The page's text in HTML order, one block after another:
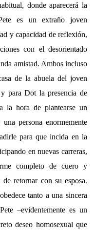
donde aparecerá la
es un extraño joven
y capacidad de reflexión,
con el desorientado
amistad. Ambos incluso
de la abuela del joven
para Dot la presencia de
la hora de plantearse un
persona enormemente
para que incida en la
en nuevas carreras,
completo de cuero y
de retornar con su esposa.
tanto a una sincera
–evidentemente es un
deseo homosexual que